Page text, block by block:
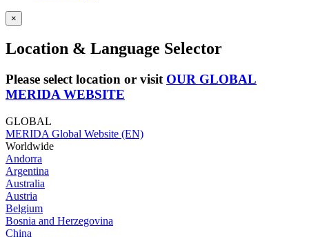
×
Location & Language Selector
Please select location or visit OUR GLOBAL
MERIDA WEBSITE
GLOBAL
MERIDA Global Website (EN)
Worldwide
Andorra
Argentina
Australia
Austria
Belgium
Bosnia and Herzegovina
China